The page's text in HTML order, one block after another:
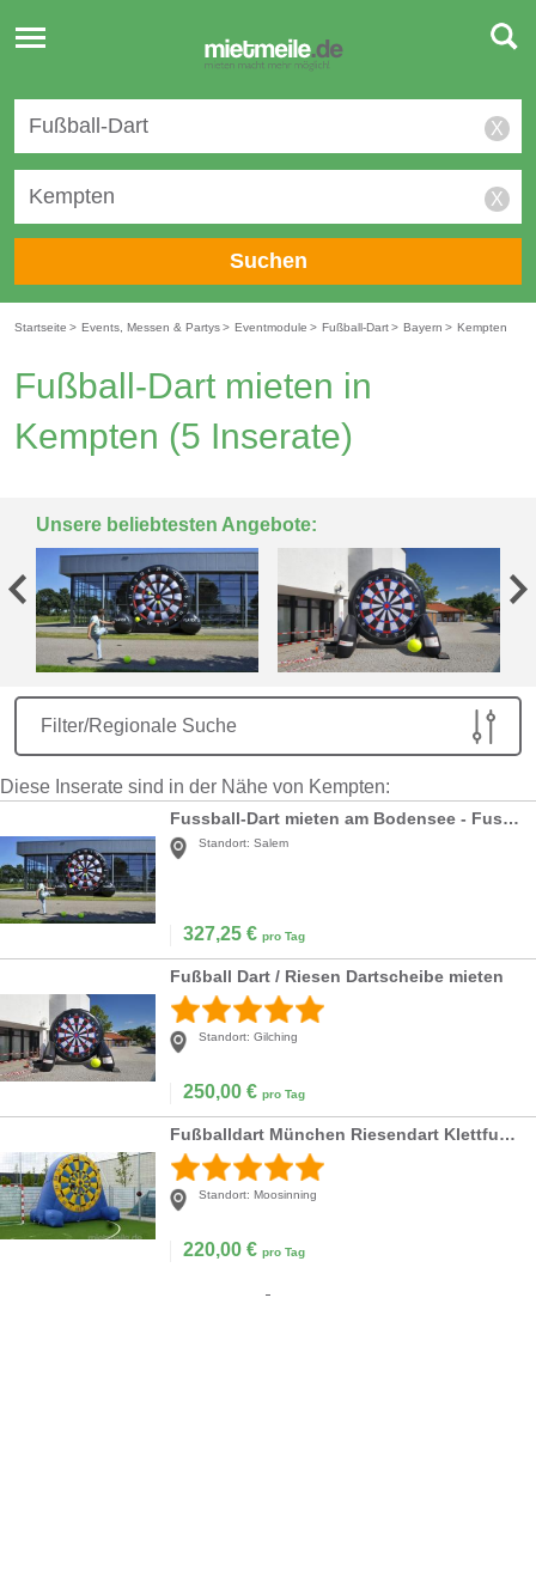
Toggle
navigation
X
X
Suchen
Startseite > Events, Messen & Partys> Eventmodule > Fußball-Dart> Bayern > Kempten
Fußball-Dart mieten in
Kempten (5 Inserate)
Unsere beliebtesten Angebote:
Filter/Regionale Suche
Diese Inserate sind in der Nähe von Kempten:
Fussball-Dart mieten am Bodensee - Fussball Dart
Standort: Salem
327,25 € pro Tag
Fußball Dart / Riesen Dartscheibe mieten
Standort: Gilching
250,00 € pro Tag
Fußballdart München Riesendart Klettfußballscheibe
Standort: Moosinning
220,00 € pro Tag